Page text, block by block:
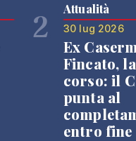
2 Attualità
30 lug 2026
Ex
Fincato,
corso: il
punta al
entro fine